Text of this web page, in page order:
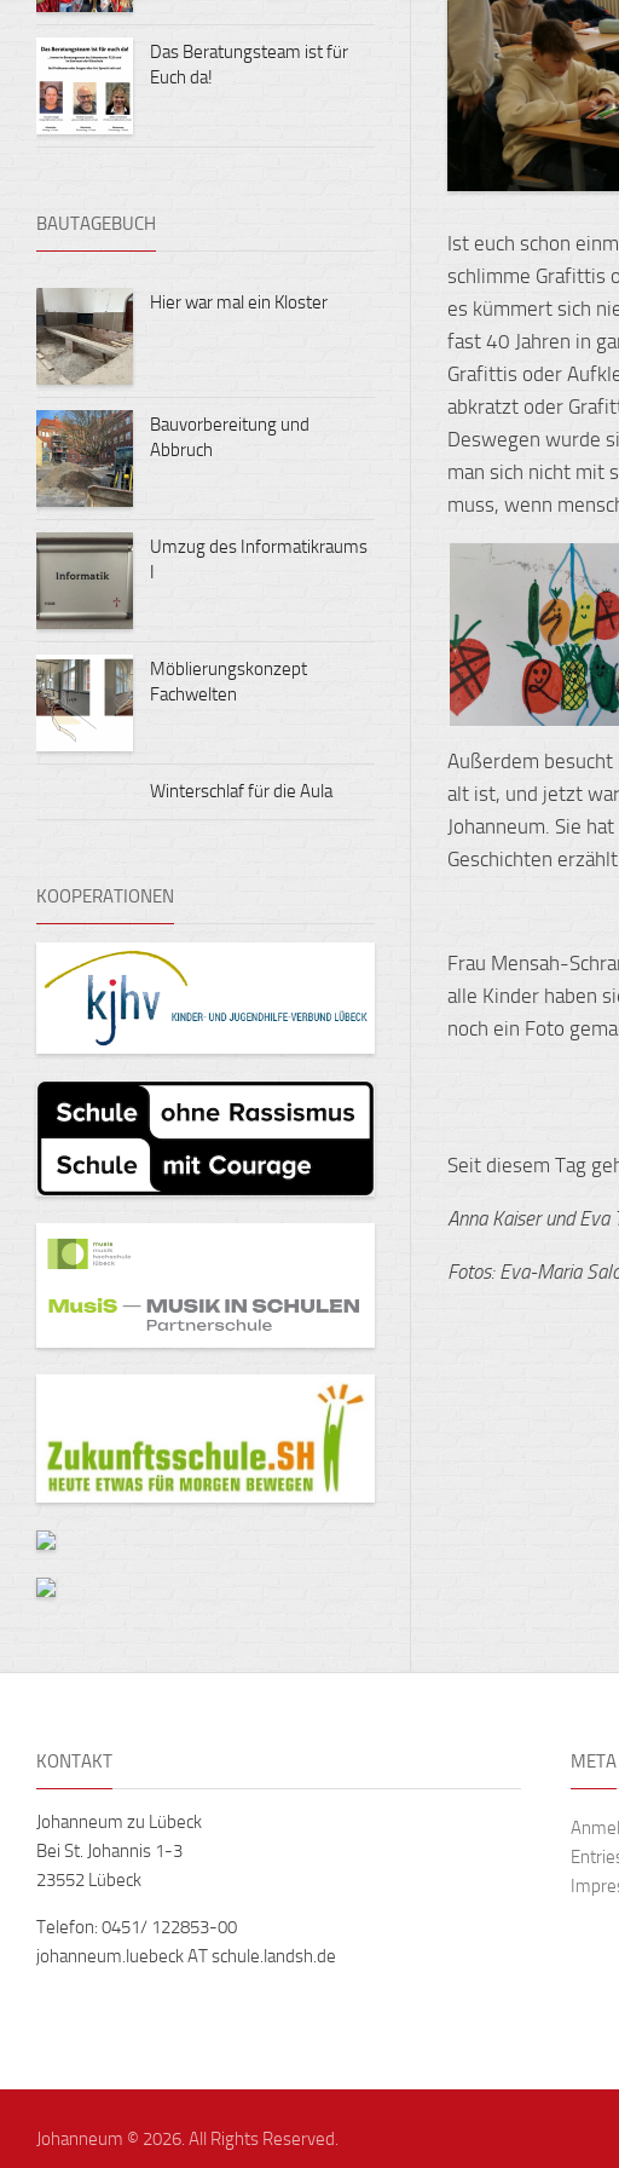
Ist euch schon
schlimme Grafittis
es kümmert sich
fast 40 Jahren in
Grafittis oder
abkratzt oder
Deswegen wurde
man sich nicht mit
muss, wenn
Außerdem besucht
alt ist, und jetzt
Johanneum. Sie
Geschichten
Frau Mensah-
alle Kinder haben
noch ein Foto
Seit diesem Tag
Anna Kaiser und Eva
Fotos: Eva-Maria
Das Beratungsteam ist für
Euch da!
BAUTAGEBUCH
Hier war mal ein Kloster
Bauvorbereitung und
Abbruch
Umzug des Informatikraums
I
Möblierungskonzept
Fachwelten
Winterschlaf für die Aula
KOOPERATIONEN
KONTAKT
Johanneum zu Lübeck
Bei St. Johannis 1-3
23552 Lübeck
Telefon: 0451/ 122853-00
johanneum.luebeck AT schule.landsh.de
META
Johanneum © 2026. All Rights Reserved.